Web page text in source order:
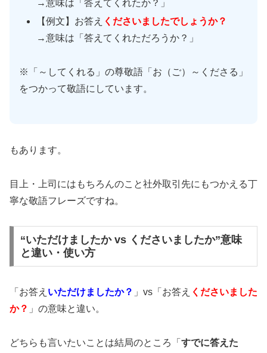
→意味は「答えてくれたか？」
【例文】お答え くださいましたでしょうか？
→意味は「答えてくれただろうか？」
※「～してくれる」の尊敬語「お（ご）～くださる」
をつかって敬語にしています。
もあります。
目上・上司にはもちろんのこと社外取引先にもつかえる丁
寧な敬語フレーズですね。
“いただけましたか vs くださいましたか”意味
と違い・使い方
「お答え いただけましたか？ 」vs「お答え くださいました
か？ 」の意味と違い。
どちらも言いたいことは結局のところ「 すでに答えた